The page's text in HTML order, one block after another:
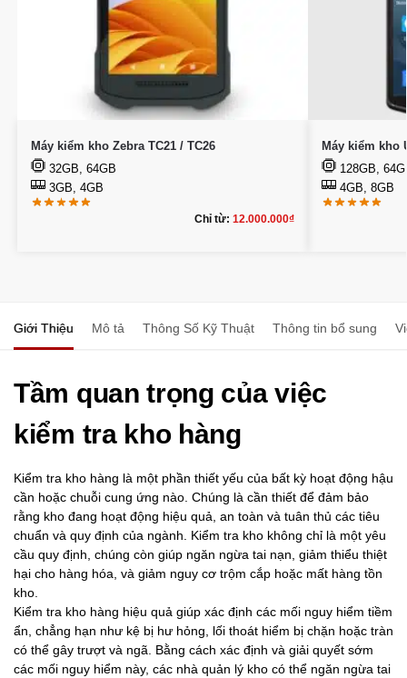
Máy kiểm kho Zebra TC21 / TC26
32GB, 64GB
3GB, 4GB
Chỉ từ: 12.000.000₫
Máy kiểm kho
128GB,
4GB, 8GB
Giới Thiệu Mô tả Thông Số Kỹ Thuật Thông tin bổ sung
Tầm quan trọng của việc
kiểm tra kho hàng
Kiểm tra kho hàng là một phần thiết yếu của bất kỳ hoạt động hậu
cần hoặc chuỗi cung ứng nào. Chúng là cần thiết để đảm bảo
rằng kho đang hoạt động hiệu quả, an toàn và tuân thủ các tiêu
chuẩn và quy định của ngành. Kiểm tra kho không chỉ là một yêu
cầu quy định, chúng còn giúp ngăn ngừa tai nạn, giảm thiểu thiệt
hại cho hàng hóa, và giảm nguy cơ trộm cắp hoặc mất hàng tồn
kho.
Kiểm tra kho hàng hiệu quả giúp xác định các mối nguy hiểm tiềm
ẩn, chẳng hạn như kệ bị hư hỏng, lối thoát hiểm bị chặn hoặc tràn
có thể gây trượt và ngã. Bằng cách xác định và giải quyết sớm
các mối nguy hiểm này, các nhà quản lý kho có thể ngăn ngừa tai